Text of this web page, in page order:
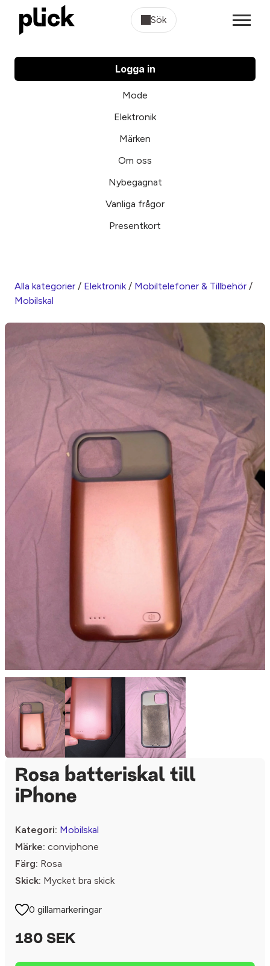
Sök
Logga in
Mode
Elektronik
Märken
Om oss
Nybegagnat
Vanliga frågor
Presentkort
Alla kategorier / Elektronik/ Mobiltelefoner & Tillbehör /
Mobilskal
Rosa batteriskal till
iPhone
Kategori: Mobilskal
Märke: conviphone
Färg: Rosa
Skick: Mycket bra skick
0 gillamarkeringar
180 SEK